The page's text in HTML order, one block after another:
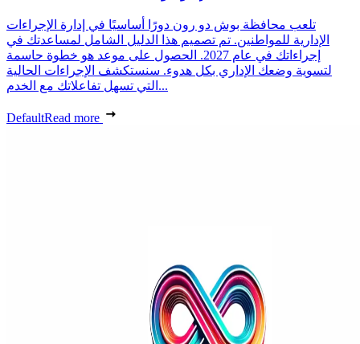
تلعب محافظة بوش دو رون دورًا أساسيًا في إدارة الإجراءات
الإدارية للمواطنين. تم تصميم هذا الدليل الشامل لمساعدتك في
إجراءاتك في عام 2027. الحصول على موعد هو خطوة حاسمة
لتسوية وضعك الإداري بكل هدوء. سنستكشف الإجراءات الحالية
التي تسهل تفاعلاتك مع الخدم...
DefaultRead more